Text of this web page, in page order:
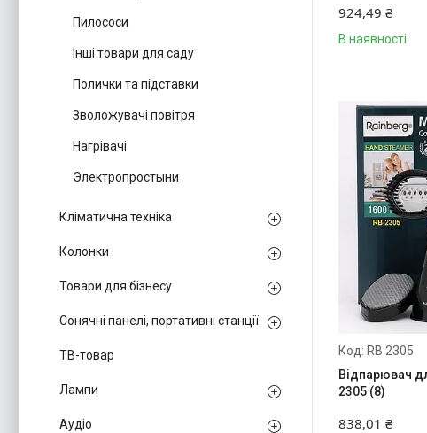
924,49 ₴
В наявності
RB 2305
Відпарювач
2305 (8)
838,01 ₴
Пилососи
Інші товари для саду
Полички та підставки
Зволожувачі повітря
Нагрівачі
Электропростыни
Кліматична техніка
Колонки
Товари для бізнесу
Сонячні панелі, портативні станції
ТВ-товар
Лампи
Аудіо